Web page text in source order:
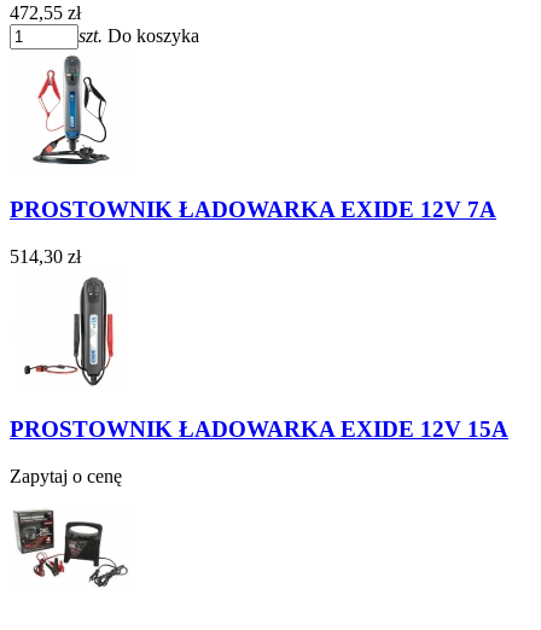
472,55 zł
szt. Do koszyka
PROSTOWNIK ŁADOWARKA EXIDE 12V 7A
514,30 zł
PROSTOWNIK ŁADOWARKA EXIDE 12V 15A
Zapytaj o cenę